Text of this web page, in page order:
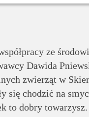
ze
Dawida
zwierząt w
się chodzić na
to dobry towarzysz.